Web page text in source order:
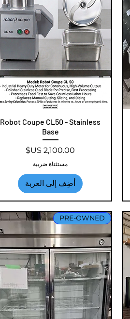
العرض السريع
Robot Coupe CL50 - Stainless
Base
السعر
مستثناة ضريبة
أضِف إلى العربة
PRE-OWNED